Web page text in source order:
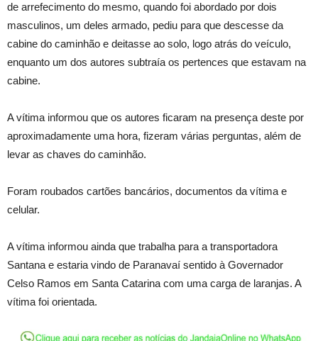
de arrefecimento do mesmo, quando foi abordado por dois
masculinos, um deles armado, pediu para que descesse da
cabine do caminhão e deitasse ao solo, logo atrás do veículo,
enquanto um dos autores subtraía os pertences que estavam na
cabine.
A vítima informou que os autores ficaram na presença deste por
aproximadamente uma hora, fizeram várias perguntas, além de
levar as chaves do caminhão.
Foram roubados cartões bancários, documentos da vítima e
celular.
A vítima informou ainda que trabalha para a transportadora
Santana e estaria vindo de Paranavaí sentido à Governador
Celso Ramos em Santa Catarina com uma carga de laranjas. A
vítima foi orientada.